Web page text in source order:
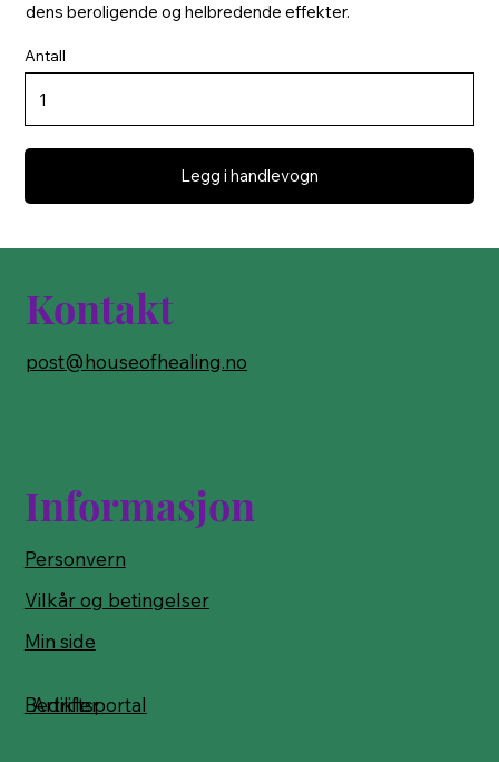
dens beroligende og helbredende effekter.
Antall
Legg i handlevogn
Kontakt
post@houseofhealing.no
Informasjon
Personvern
Vilkår og betingelser
Min side
Bedriftsportal
Artikler